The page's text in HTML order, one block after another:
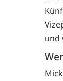
und